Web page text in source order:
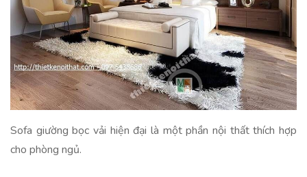
Sofa giường bọc vải hiện đại là một phần nội thất thích hợp
cho phòng ngủ.